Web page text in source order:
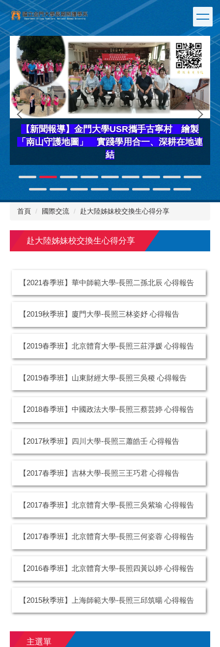
跳
到
主
要
內
容
區
【新聞報導】金門大學USR攜手古寧村 繪製
「南山守護地圖」 實踐學用合一、深耕在地連
結
首頁 國際交流 赴大陸姊妹校交換生心得分享
赴大陸姊妹校交換生心得分享
【2021春季班】華中師範大學-長照二孫北辰 心得報告
【2019秋季班】廈門大學-長照三林姿妤 心得報告
【2019春季班】北京體育大學-長照三莊淨媛 心得報告
【2019春季班】山東財經大學-長照三吳稷 心得報告
【2018春季班】中國政法大學-長照三蔡芸婷 心得報告
【2017秋季班】四川大學-長照三蕭皓壬 心得報告
【2017春季班】吉林大學-長照三王巧君 心得報告
【2017春季班】北京體育大學-長照三吳紫瑜 心得報告
【2017春季班】北京體育大學-長照三何姿蓉 心得報告
【2016春季班】北京體育大學-長照四黃以婷 心得報告
【2015秋季班】上海師範大學-長照三邱筑暘 心得報告
主選單